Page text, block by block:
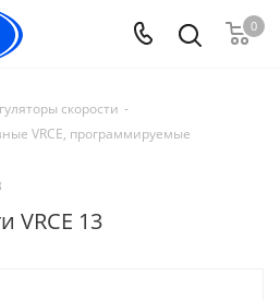
0
скорости -
VRCE, программируемые
VRCE 13